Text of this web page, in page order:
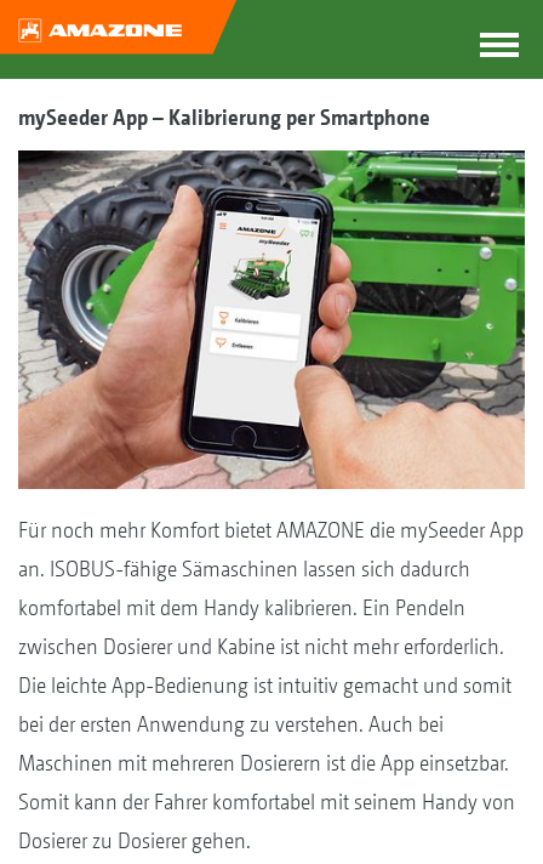
mySeeder App – Kalibrierung per Smartphone
Für noch mehr Komfort bietet AMAZONE die mySeeder App
an. ISOBUS-fähige Sämaschinen lassen sich dadurch
komfortabel mit dem Handy kalibrieren. Ein Pendeln
zwischen Dosierer und Kabine ist nicht mehr erforderlich.
Die leichte App-Bedienung ist intuitiv gemacht und somit
bei der ersten Anwendung zu verstehen. Auch bei
Maschinen mit mehreren Dosierern ist die App einsetzbar.
Somit kann der Fahrer komfortabel mit seinem Handy von
Dosierer zu Dosierer gehen.